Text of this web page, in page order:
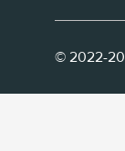
© 2022-